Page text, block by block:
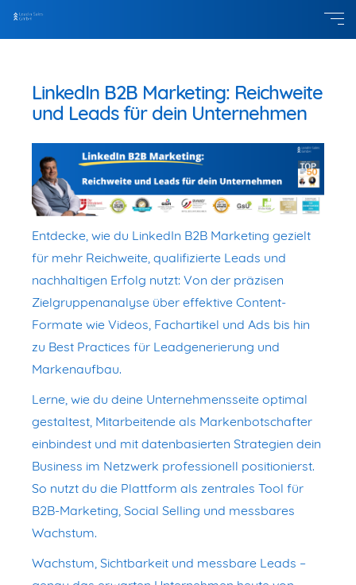
LinkedIn B2B Marketing: Reichweite
und Leads für dein Unternehmen
Entdecke, wie du LinkedIn B2B Marketing gezielt
für mehr Reichweite, qualifizierte Leads und
nachhaltigen Erfolg nutzt: Von der präzisen
Zielgruppenanalyse über effektive Content-
Formate wie Videos, Fachartikel und Ads bis hin
zu Best Practices für Leadgenerierung und
Markenaufbau.
Lerne, wie du deine Unternehmensseite optimal
gestaltest, Mitarbeitende als Markenbotschafter
einbindest und mit datenbasierten Strategien dein
Business im Netzwerk professionell positionierst.
So nutzt du die Plattform als zentrales Tool für
B2B-Marketing, Social Selling und messbares
Wachstum.
Wachstum, Sichtbarkeit und messbare Leads –